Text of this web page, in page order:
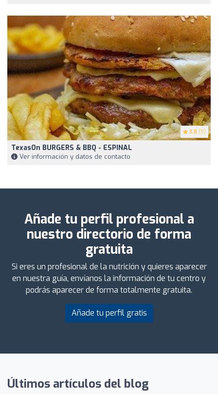
3.8 (5)
TexasOn BURGERS & BBQ - ESPINAL
Ver información y datos de contacto
Añade tu perfil profesional a
nuestro directorio de forma
gratuita
Si eres un profesional de la nutrición y quieres aparecer
en nuestra guía, envíanos la información de tu centro y
podrás aparecer de forma totalmente gratuita.
Añade tu perfil gratis
Últimos artículos del blog